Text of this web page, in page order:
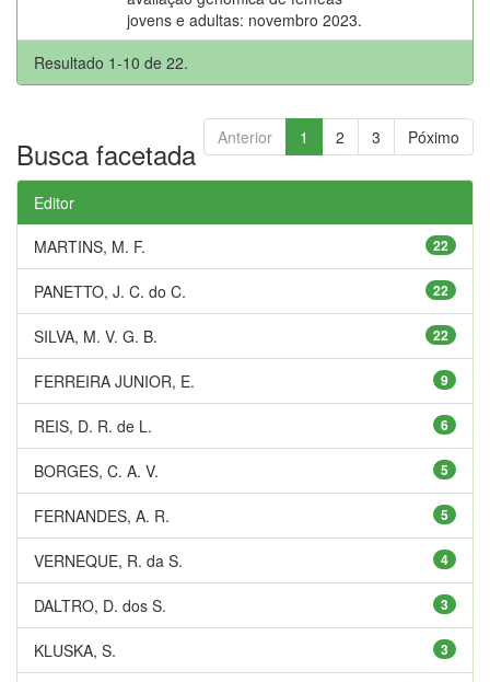
jovens e adultas: novembro 2023.
Resultado 1-10 de 22.
Anterior 1 2 3 Póximo
Busca facetada
Editor
22
MARTINS, M. F.
22
PANETTO, J. C. do C.
22
SILVA, M. V. G. B.
9
FERREIRA JUNIOR, E.
6
REIS, D. R. de L.
5
BORGES, C. A. V.
5
FERNANDES, A. R.
4
VERNEQUE, R. da S.
3
DALTRO, D. dos S.
3
KLUSKA, S.